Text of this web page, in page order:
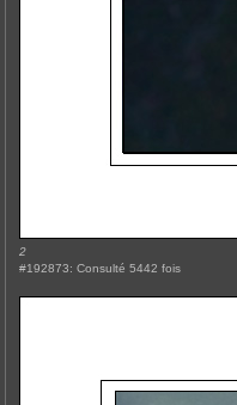
2
#192873: Consulté 5442 fois